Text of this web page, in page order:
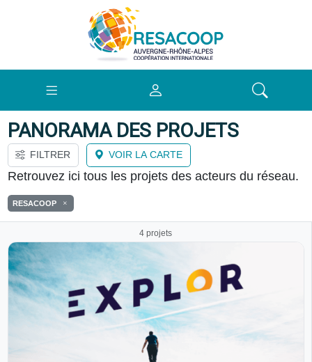
PANORAMA DES PROJETS
FILTRER VOIR LA CARTE
Retrouvez ici tous les projets des acteurs du réseau.
RESACOOP
4 projets